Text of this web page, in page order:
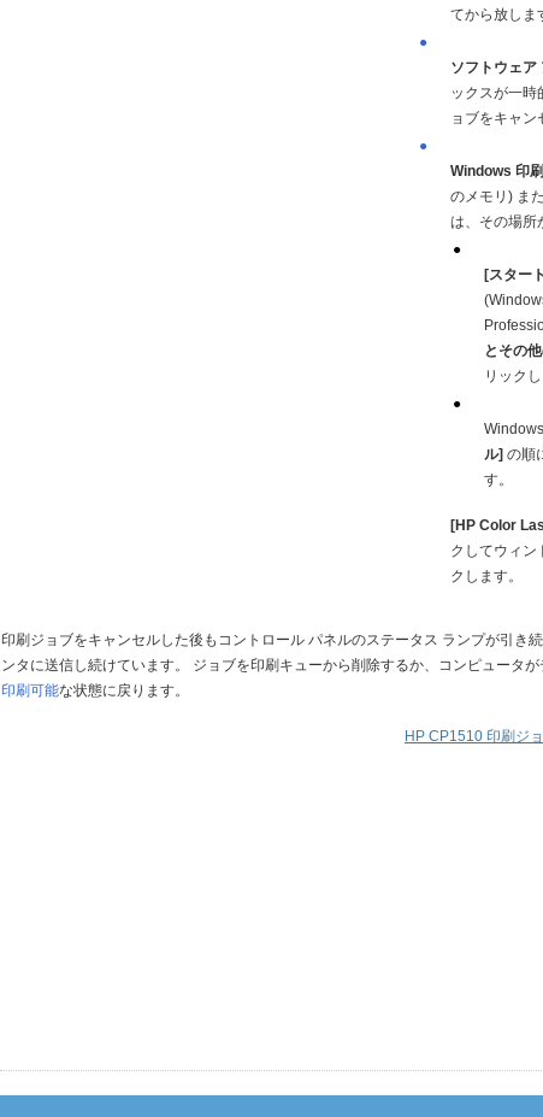
てから放しま
●
ソフトウェア
ックスが一時
ョブをキャン
●
Windows 印
のメモリ) ま
は、その場所
●
[スター
とその
リックし
●
ル] の順
す。
[HP Color
クしてウィン
クします。
印刷ジョブをキャンセルした後もコントロール パネルのステータス ランプが引き
ンタに送信し続けています。 ジョブを印刷キューから削除するか、コンピュータ
印刷可能な状態に戻ります。
HP CP1510 印刷ジ